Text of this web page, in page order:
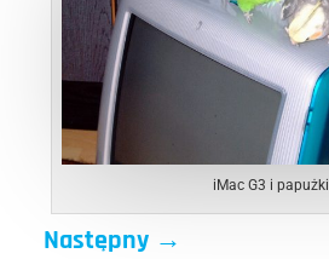
iMac G3 i papużki
Następny→